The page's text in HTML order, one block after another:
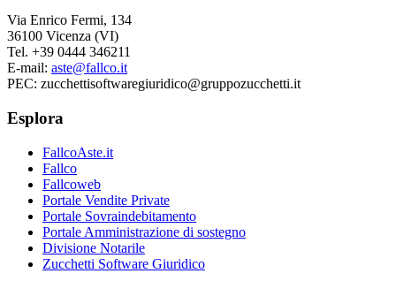
Via Enrico Fermi, 134
36100 Vicenza (VI)
Tel. +39 0444 346211
E-mail: aste@fallco.it
PEC: zucchettisoftwaregiuridico@gruppozucchetti.it
Esplora
FallcoAste.it
Fallco
Fallcoweb
Portale Vendite Private
Portale Sovraindebitamento
Portale Amministrazione di sostegno
Divisione Notarile
Zucchetti Software Giuridico